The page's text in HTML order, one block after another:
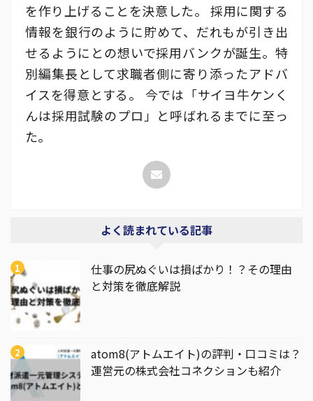
を作り上げることを決意した。 採用に関する
情報を銀行のように貯めて、だれもが引き出
せるようにとの想いで採用バンクが誕生。特
別編集長として求職者側に寄り添ったアドバ
イスを得意とする。 今では「サイヨ牛ケンく
んは採用試験のプロ」と呼ばれるまでに至っ
た。
よく読まれている記事
仕事の尻ぬぐいは損ばかり！？その理由
と対策を徹底解説
atom8(アトムエイト)の評判・口コミは？
運営元の株式会社コネクションも紹介